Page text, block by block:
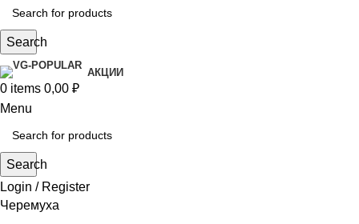
Search
АКЦИИ
0 items 0,00 ₽
Menu
Search
Login / Register
Черемуха